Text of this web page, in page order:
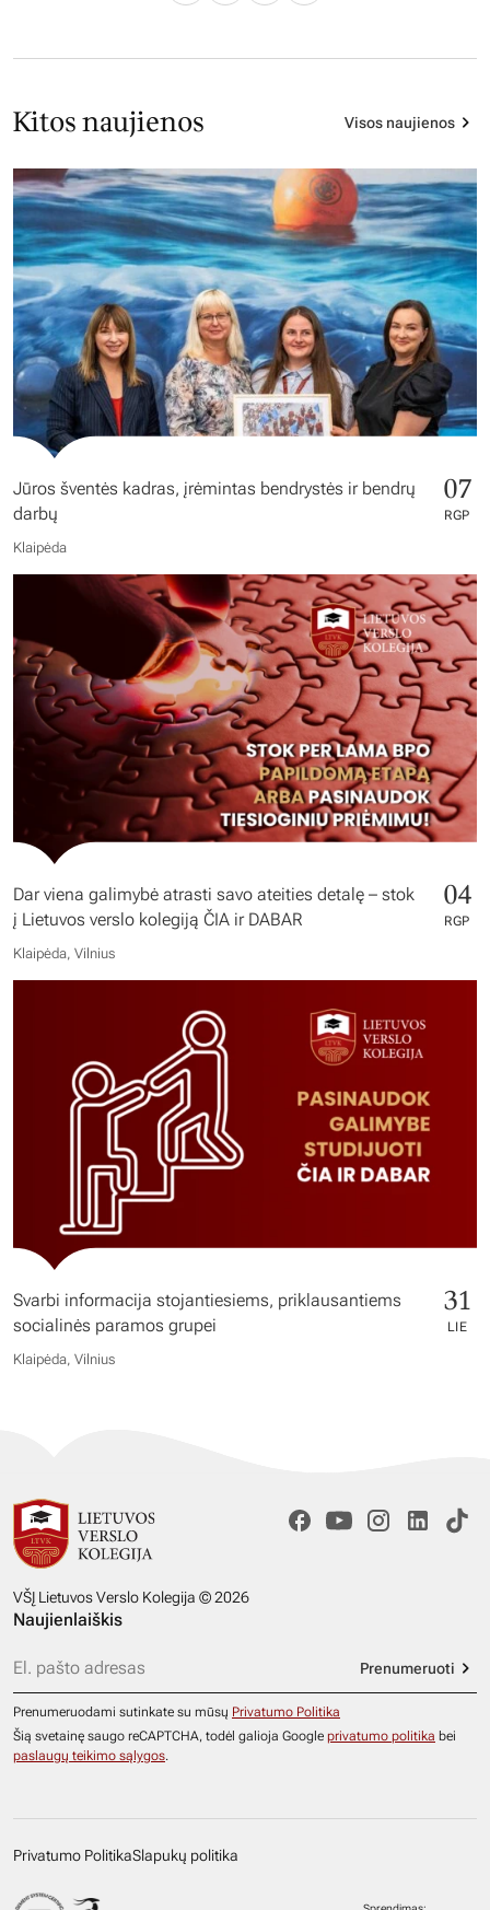
Kitos naujienos Visos naujienos
Jūros šventės kadras, įrėmintas bendrystės ir bendrų
darbų
07
RGP
Klaipėda
Dar viena galimybė atrasti savo ateities detalę – stok
į Lietuvos verslo kolegiją ČIA ir DABAR
04
RGP
Klaipėda, Vilnius
Svarbi informacija stojantiesiems, priklausantiems
socialinės paramos grupei
31
LIE
Klaipėda, Vilnius
VŠĮ Lietuvos Verslo Kolegija © 2026
Naujienlaiškis
Prenumeruoti
Prenumeruodami sutinkate su mūsų Privatumo Politika
Šią svetainę saugo reCAPTCHA, todėl galioja Google privatumo politika bei
paslaugų teikimo sąlygos.
Privatumo PolitikaSlapukų politika